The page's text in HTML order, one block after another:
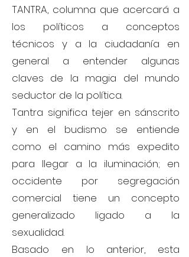
TANTRA, columna que acercará a
los políticos a conceptos
técnicos y a la ciudadanía en
general a entender algunas
claves de la magia del mundo
seductor de la política.
Tantra significa tejer en sánscrito
y en el budismo se entiende
como el camino más expedito
para llegar a la iluminación; en
occidente por segregación
comercial tiene un concepto
generalizado ligado a la
sexualidad.
Basado en lo anterior, esta